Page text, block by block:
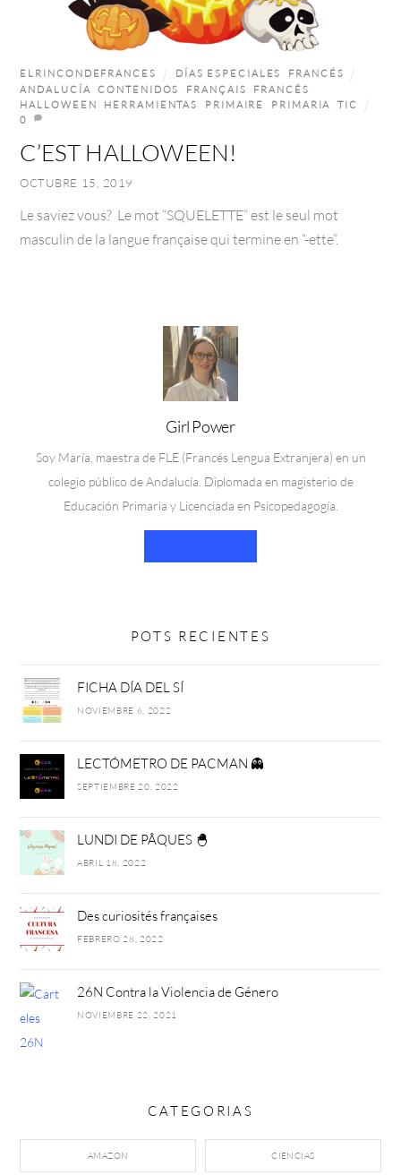
OCTUBRE 15, 2019
C’EST HALLOWEEN!
ELRINCONDEFRANCES DÍAS ESPECIALES
FRANCÉS
ANDALUCÍA
,CONTENIDOS FRANÇAIS FRANCÉS
HALLOWEEN
HERRAMIENTAS PRIMAIRE PRIMARIA ,TIC
0
Le saviez vous? Le mot “SQUELETTE” est le seul mot
masculin de la langue française qui termine en “-ette”.
Girl Power
Soy María, maestra de FLE (Francés Lengua Extranjera) en un
colegio público de Andalucía. Diplomada en magisterio de
Educación Primaria y Licenciada en Psicopedagogía.
POTS RECIENTES
FICHA DÍA DEL SÍ
NOVIEMBRE 6, 2022
LECTÓMETRO DE PACMAN 👻
SEPTIEMBRE 20, 2022
LUNDI DE PÂQUES 🐣
ABRIL 18, 2022
Des curiosités françaises
FEBRERO 28, 2022
26N Contra la Violencia de Género
NOVIEMBRE 22, 2021
CATEGORIAS
AMAZON CIENCIAS